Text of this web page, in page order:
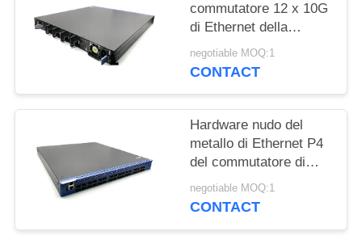
commutatore 12 x 10G
di Ethernet della
gestione di MSF9012
L3
negotiable MOQ:1
CONTACT
Hardware nudo del
metallo di Ethernet P4
del commutatore di
Intel Tofino della
soluzione
negotiable MOQ:1
CONTACT